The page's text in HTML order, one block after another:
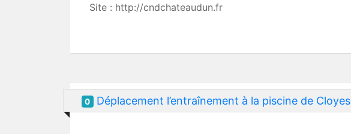
Site : http://cndchateaudun.fr
0 Déplacement l’entraînement à la piscine de Cloyes